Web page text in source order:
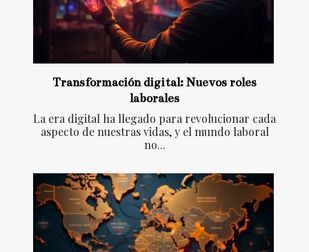
Transformación digital: Nuevos roles
laborales
La era digital ha llegado para revolucionar cada
aspecto de nuestras vidas, y el mundo laboral
no...